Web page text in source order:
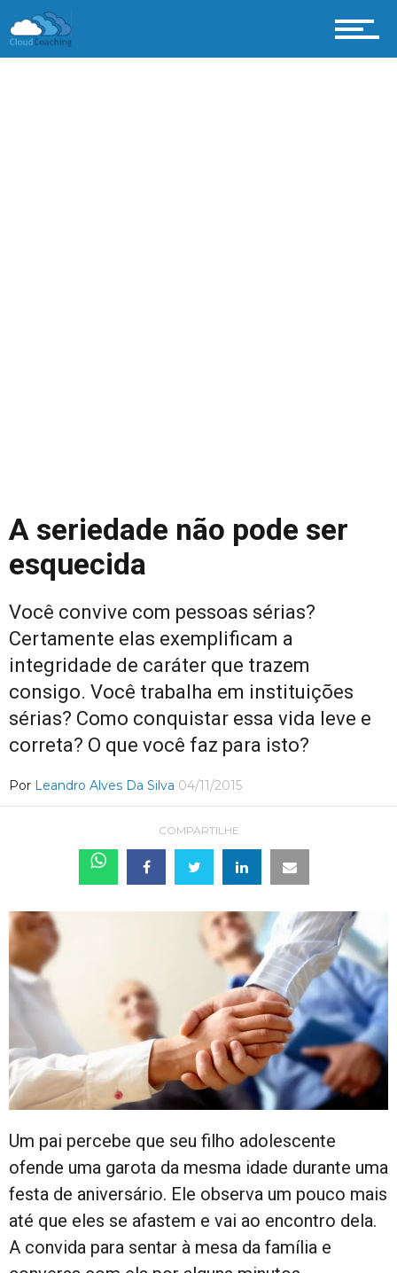
A seriedade não pode ser
esquecida
Você convive com pessoas sérias?
Certamente elas exemplificam a
integridade de caráter que trazem
consigo. Você trabalha em instituições
sérias? Como conquistar essa vida leve e
correta? O que você faz para isto?
Por Leandro Alves Da Silva 04/11/2015
COMPARTILHE
Um pai percebe que seu filho adolescente
ofende uma garota da mesma idade durante uma
festa de aniversário. Ele observa um pouco mais
até que eles se afastem e vai ao encontro dela.
A convida para sentar à mesa da família e